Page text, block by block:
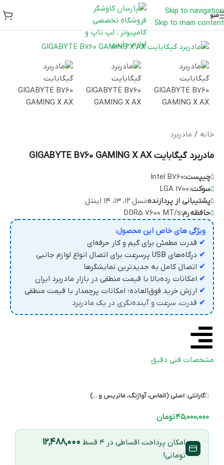
Skip to navigation
Skip to main content
منو
خانه / مادربرد
مادربرد گیگابایت GIGABYTE B760 GAMING X AX
چیپست:Intel B760
سوکت:
پشتیبانی از پردازنده:نسل ۱۲، ۱۳، ۱۴ اینتل
حافظهرم:DDR5 7600 MT/s
ویژگی های خاص این محصول:
✔ قدرت مطمئن برای گیم و کار حرفه‌ای
✔ درگاه‌های USB پرسرعت برای اتصال انواع لوازم جانبی
✔ اتصال کامل به جدیدترین نمایشگرها
✔ امکانات رده‌بالا با قیمت منطقی در بازار مادربرد ایران
✔ ارزش خرید فوق‌العاده؛ امکانات پرچمدار با قیمت منطقی
✔ قدرت، سرعت و آینده‌نگری در یک مادربرد
مشخصات فنی دقیق
گارانتی: اصلی (الماس، آواژنگ، ماتریس و ...)
۴۵,۰۰۰,۰۰۰تومان
امکان پرداخت اقساطی در ۴ قسط ۱۲,۴۸۸,۰۰۰
تومانی!